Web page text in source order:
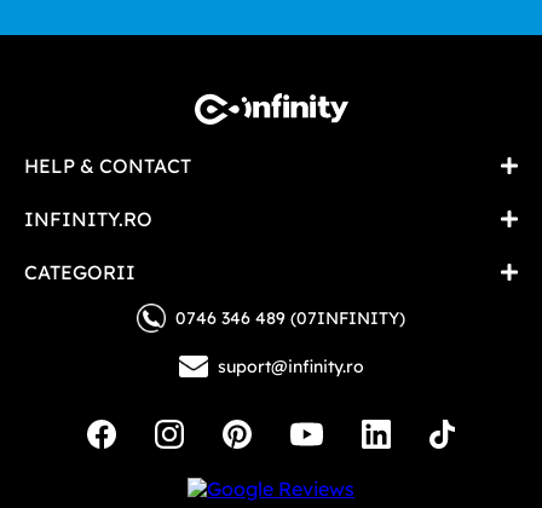
HELP & CONTACT
INFINITY.RO
CATEGORII
0746 346 489 (07INFINITY)
suport@infinity.ro